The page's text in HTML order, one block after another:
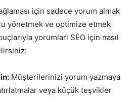
için sadece yorum almak
yönetmek ve optimize etmek
yorumları SEO için nasıl
Müşterilerinizi yorum yazmaya
veya küçük teşvikler